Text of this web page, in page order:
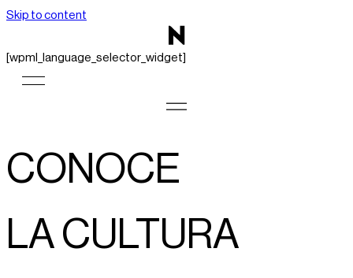
Skip to content
[wpml_language_selector_widget]
CONOCE
LA CULTURA